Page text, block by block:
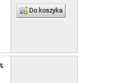
Do koszyka